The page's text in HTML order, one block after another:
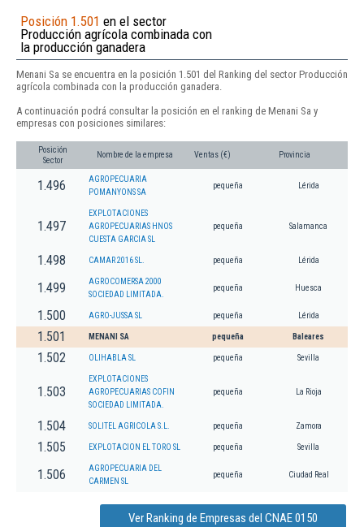
Posición 1.501 en el sector
Producción agrícola combinada con
la producción ganadera
Menani Sa se encuentra en la posición 1.501 del Ranking del sector Producción
agrícola combinada con la producción ganadera.
A continuación podrá consultar la posición en el ranking de Menani Sa y
empresas con posiciones similares:
Posición
Sector
Nombre de la empresa Ventas (€) Provincia
1.496
AGROPECUARIA
POMANYONS SA
pequeña Lérida
1.497
EXPLOTACIONES
AGROPECUARIAS HNOS
CUESTA GARCIA SL
pequeña Salamanca
1.498 CAMAR 2016 SL. pequeña Lérida
1.499
AGROCOMERSA 2000
SOCIEDAD LIMITADA.
pequeña Huesca
1.500 AGRO-JUSSA SL pequeña Lérida
1.501 MENANI SA pequeña Baleares
1.502 OLIHABLA SL pequeña Sevilla
1.503
EXPLOTACIONES
AGROPECUARIAS COFIN
SOCIEDAD LIMITADA.
pequeña La Rioja
1.504 SOLITEL AGRICOLA S.L. pequeña Zamora
1.505 EXPLOTACION EL TORO SL pequeña Sevilla
1.506
AGROPECUARIA DEL
CARMEN SL
pequeña Ciudad Real
Ver Ranking de Empresas del CNAE 0150